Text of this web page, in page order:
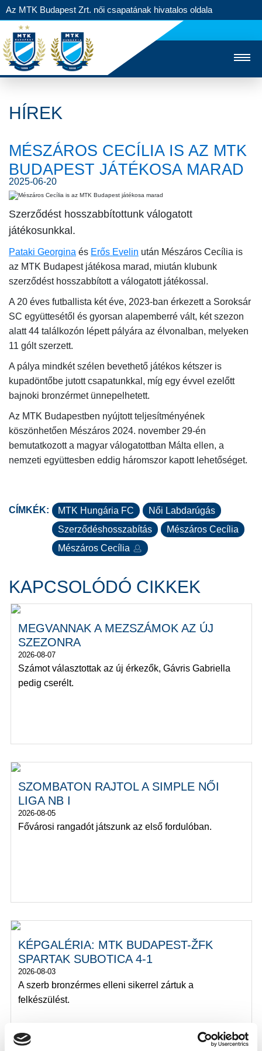
Az MTK Budapest Zrt. női csapatának hivatalos oldala
JEGYÉRTÉKESÍTÉS WEBSHOP STADION
NYITÓLAP
CSAPAT
MÉRKŐZÉSEK
JELENTKEZÉS
KLUB
SZURKOLÓI ÉLMÉNYEK
SAJTÓ
HÍREK
MÉSZÁROS CECÍLIA IS AZ MTK
BUDAPEST JÁTÉKOSA MARAD
2025-06-20
Szerződést hosszabbítottunk válogatott
játékosunkkal.
Pataki Georgina és Erős Evelin után Mészáros Cecília is
az MTK Budapest játékosa marad, miután klubunk
szerződést hosszabbított a válogatott játékossal.
A 20 éves futballista két éve, 2023-ban érkezett a Soroksár
SC együttesétől és gyorsan alapemberré vált, két szezon
alatt 44 találkozón lépett pályára az élvonalban, melyeken
11 gólt szerzett.
A pálya mindkét szélen bevethető játékos kétszer is
kupadöntőbe jutott csapatunkkal, míg egy évvel ezelőtt
bajnoki bronzérmet ünnepelhetett.
Az MTK Budapestben nyújtott teljesítményének
köszönhetően Mészáros 2024. november 29-én
bemutatkozott a magyar válogatottban Málta ellen, a
nemzeti együttesben eddig háromszor kapott lehetőséget.
CÍMKÉK: MTK Hungária FC
Női Labdarúgás
Szerződéshosszabítás
Mészáros Cecília
Mészáros Cecília
KAPCSOLÓDÓ CIKKEK
MEGVANNAK A MEZSZÁMOK AZ ÚJ
SZEZONRA
2026-08-07
Számot választottak az új érkezők, Gávris Gabriella
pedig cserélt.
SZOMBATON RAJTOL A SIMPLE NŐI
LIGA NB I
2026-08-05
Fővárosi rangadót játszunk az első fordulóban.
KÉPGALÉRIA: MTK BUDAPEST-ŽFK
SPARTAK SUBOTICA 4-1
2026-08-03
A szerb bronzérmes elleni sikerrel zártuk a
felkészülést.